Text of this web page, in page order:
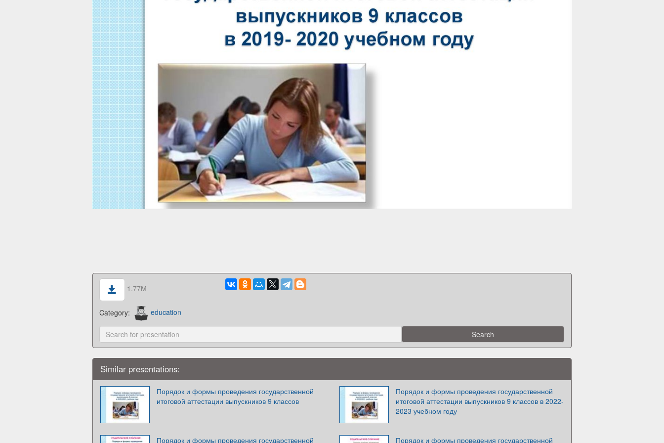
1.77M
Category: education
Similar presentations:
Порядок и формы проведения государственной
итоговой аттестации выпускников 9 классов
Порядок и формы проведения государственной
итоговой аттестации выпускников 9 классов в 2022-
2023 учебном году
Порядок и формы проведения государственной Порядок и формы проведения государственной